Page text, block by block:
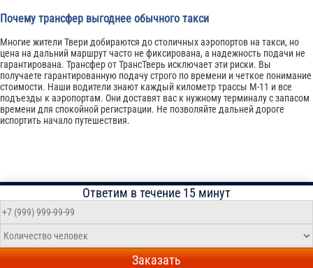
Почему трансфер выгоднее обычного такси
Многие жители Твери добираются до столичных аэропортов на такси, но
цена на дальний маршрут часто не фиксирована, а надежность подачи не
гарантирована. Трансфер от ТрансТверь исключает эти риски. Вы
получаете гарантированную подачу строго по времени и четкое понимание
стоимости. Наши водители знают каждый километр трассы М-11 и все
подъезды к аэропортам. Они доставят вас к нужному терминалу с запасом
времени для спокойной регистрации. Не позволяйте дальней дороге
испортить начало путешествия.
Ответим в течение 15 минут
Заказать